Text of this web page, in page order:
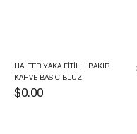
HALTER YAKA FITILLI BAKIR
KAHVE BASIC BLUZ
$0.00